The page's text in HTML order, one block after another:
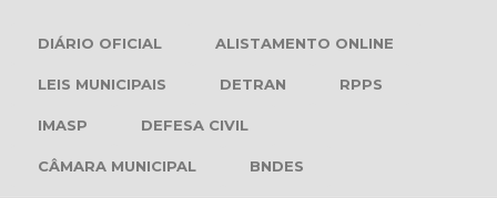
DIÁRIO OFICIAL ALISTAMENTO ONLINE
LEIS MUNICIPAIS DETRAN RPPS
IMASP DEFESA CIVIL
CÂMARA MUNICIPAL BNDES